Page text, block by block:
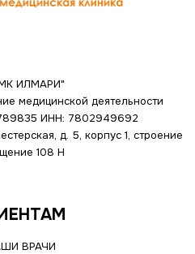
ИЛМАРИ"
медицинской деятельности
ИНН: 7802949692
д. 5, корпус 1, строение
108 Н
ВРАЧИ